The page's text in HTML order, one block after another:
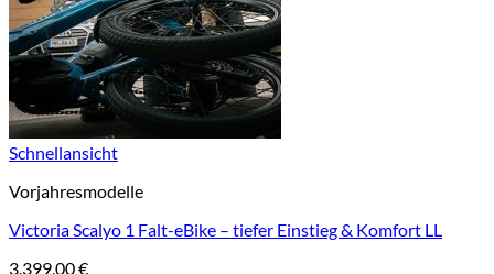
Schnellansicht
Vorjahresmodelle
Victoria Scalyo 1 Falt-eBike – tiefer Einstieg & Komfort LL
3.399,00€